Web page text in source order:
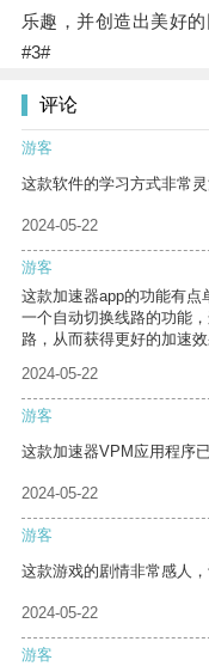
乐趣，并创造出美好的
#3#
评论
游客
这款软件的学习方式非常
2024-05-22
游客
这款加速器app的功能有点
一个自动切换线路的功能
路，从而获得更好的加速效
2024-05-22
游客
这款加速器VPM应用程序
2024-05-22
游客
这款游戏的剧情非常感人，
2024-05-22
游客